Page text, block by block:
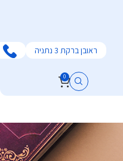
ראובן ברקת 3 נתניה
0